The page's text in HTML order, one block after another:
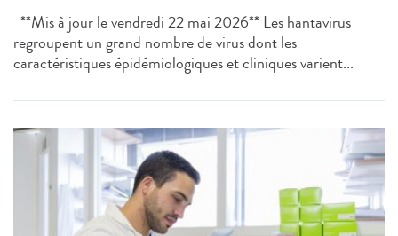
**Mis à jour le vendredi 22 mai 2026** Les hantavirus
regroupent un grand nombre de virus dont les
caractéristiques épidémiologiques et cliniques varient...